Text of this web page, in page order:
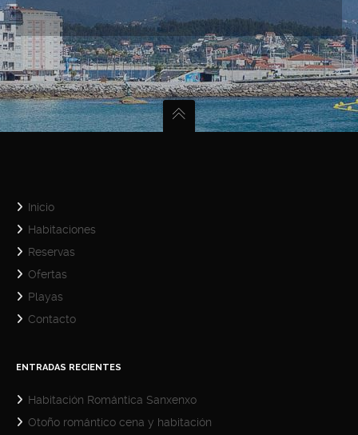
Inicio
Habitaciones
Reservas
Ofertas
Playas
Contacto
ENTRADAS RECIENTES
Habitación Romántica Sanxenxo
Otoño romántico cena y habitación